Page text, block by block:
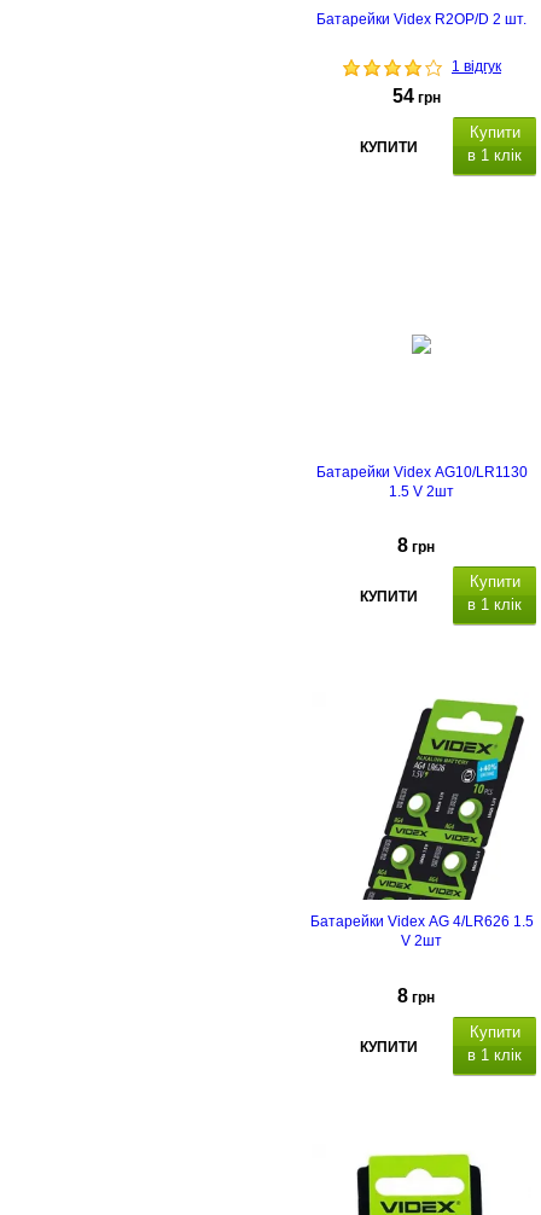
Батарейки Videx R2OP/D 2 шт.
1 відгук
54 грн
КУПИТИ
Купити
в 1 клік
Батарейки Videx AG10/LR1130
1.5 V 2шт
8 грн
КУПИТИ
Купити
в 1 клік
Батарейки Videx AG 4/LR626 1.5
V 2шт
8 грн
КУПИТИ
Купити
в 1 клік